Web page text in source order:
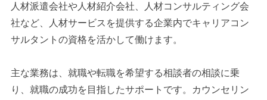
人材派遣会社や人材紹介会社、人材コンサルティング会
社など、人材サービスを提供する企業内でキャリアコン
サルタントの資格を活かして働けます。
主な業務は、就職や転職を希望する相談者の相談に乗
り、就職の成功を目指したサポートです。カウンセリン